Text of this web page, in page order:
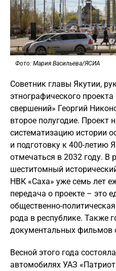
Фото: Мария Васильева/ЯСИА
Советник главы Якутии,
этнографического
свершений» Георгий
второе полугодие. Проект
систематизацию истории
и подготовку к 400-летию
отмечаться в 2032 году. В
шеститомный
НВК «Саха» уже семь лет
передача о проекте – это
общественно-
рода в республике. Также
документальных фильмов
Весной этого года
автомобилях УАЗ